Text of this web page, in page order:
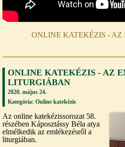
ONLINE KATEKÉZIS - AZ
ONLINE KATEKÉZIS - AZ
LITURGIÁBAN
2020. május 24.
Kategória: Online katekézis
Az online katekézissorozat 58.
részében Káposztássy Béla atya
elmélkedik az emlékezésről a
liturgiában.